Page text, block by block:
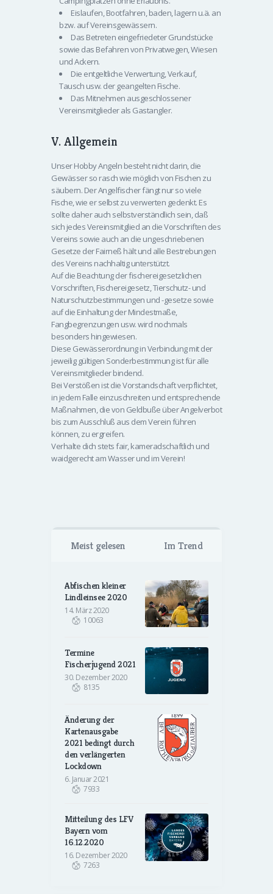
Eislaufen, Bootfahren, baden, lagern u.ä. an
bzw. auf Vereinsgewässern.
Das Betreten eingefriedeter Grundstücke
sowie das Befahren von Privatwegen, Wiesen
und Ackern.
Die entgeltliche Verwertung, Verkauf,
Tausch usw. der geangelten Fische.
Das Mitnehmen ausgeschlossener
Vereinsmitglieder als Gastangler.
V. Allgemein
Unser Hobby Angeln besteht nicht darin, die
Gewässer so rasch wie möglich von Fischen zu
säubern. Der Angelfischer fängt nur so viele
Fische, wie er selbst zu verwerten gedenkt. Es
sollte daher auch selbstverständlich sein, daß
sich jedes Vereinsmitglied an die Vorschriften des
Vereins sowie auch an die ungeschriebenen
Gesetze der Fairneß hält und alle Bestrebungen
des Vereins nachhaltig unterstützt.
Auf die Beachtung der fischereigesetzlichen
Vorschriften, Fischereigesetz, Tierschutz- und
Naturschutzbestimmungen und -gesetze sowie
auf die Einhaltung der Mindestmaße,
Fangbegrenzungen usw. wird nochmals
besonders hingewiesen.
Diese Gewässerordnung in Verbindung mit der
jeweilig gültigen Sonderbestimmung ist für alle
Vereinsmitglieder bindend.
Bei Verstößen ist die Vorstandschaft verpflichtet,
in jedem Falle einzuschreiten und entsprechende
Maßnahmen, die von Geldbuße über Angelverbot
bis zum Ausschluß aus dem Verein führen
können, zu ergreifen.
Verhalte dich stets fair, kameradschaftlich und
waidgerecht am Wasser und im Verein!
Meist gelesen Im Trend
Abfischen kleiner
Lindleinsee 2020
14. März 2020
10063
Termine
Fischerjugend 2021
30. Dezember 2020
8135
Änderung der
Kartenausgabe
2021 bedingt durch
den verlängerten
Lockdown
6. Januar 2021
7933
Mitteilung des LFV
Bayern vom
16.12.2020
16. Dezember 2020
7263